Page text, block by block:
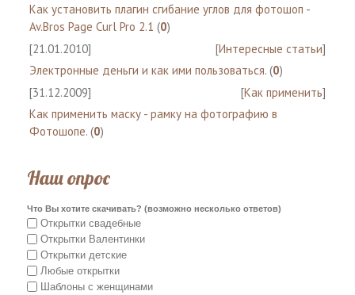
Как установить плагин сгибание углов для фотошоп -
Av.Bros Page Curl Pro 2.1 (0)
[21.01.2010]
[Интересные статьи]
Электронные деньги и как ими пользоваться. (0)
[31.12.2009]
[Как применить]
Как применить маску - рамку на фотографию в
Фотошопе. (0)
Наш опрос
Что Вы хотите скачивать? (возможно несколько ответов)
Открытки свадебные
Открытки Валентинки
Открытки детские
Любые открытки
Шаблоны с женщинами